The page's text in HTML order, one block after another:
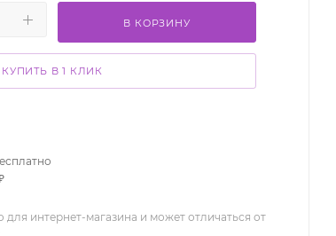
В КОРЗИНУ
КУПИТЬ В 1 КЛИК
для интернет-магазина и может отличаться от